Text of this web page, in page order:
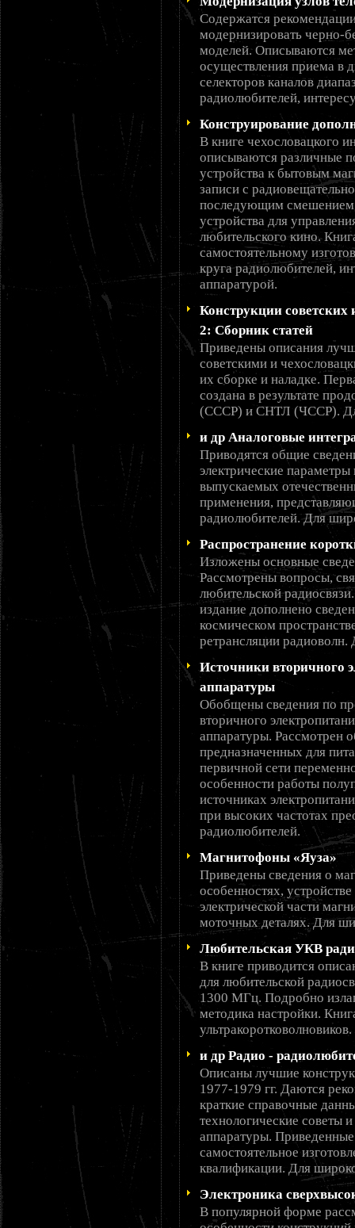
Содержатся
модернизировать черно-
моделей. Описываются
осуществления приема в
селекторов каналов
радиолюбителей,
Конструирование
В книге чехословацкого
описываются различные
устройства к бытовым
записи с
последующим смешением
устройства для
любительского кино.
самостоятельному
круга радиолюбителей,
аппаратурой.
Конструкции
2: Сборник статей
Приведены описания
советскими и
их сборке и наладке.
создана в результате
(СССР) и СНТЛ (ЧССР).
и др Аналоговые
Приводятся общие
электрические
выпускаемых
применения,
радиолюбителей. Для
Распространение
Изложены основные
Рассмотрены вопросы,
любительской
издание дополнено
космическом
ретрансляции
Источники вторичного
аппаратуры
Обобщены сведения по
вторичного
аппаратуры. Рассмотрен
предназначенных для
первичной сети
особенности работы
источниках
при высоких частотах
радиолюбителей.
Магнитофоны «Яуза»
Приведены сведения о
особенностях,
электрической части
моточных деталях. Для
Любительская УКВ
В книге приводится
для любительской
1300 МГц. Подробно
методика настройки.
ультракоротковолновиков.
и др Радио -
Описаны лучшие
1977-1979 гг. Даются
краткие справочные
технологические советы
аппаратуры.
самостоятельное
квалификации. Для
Электроника
В популярной форме